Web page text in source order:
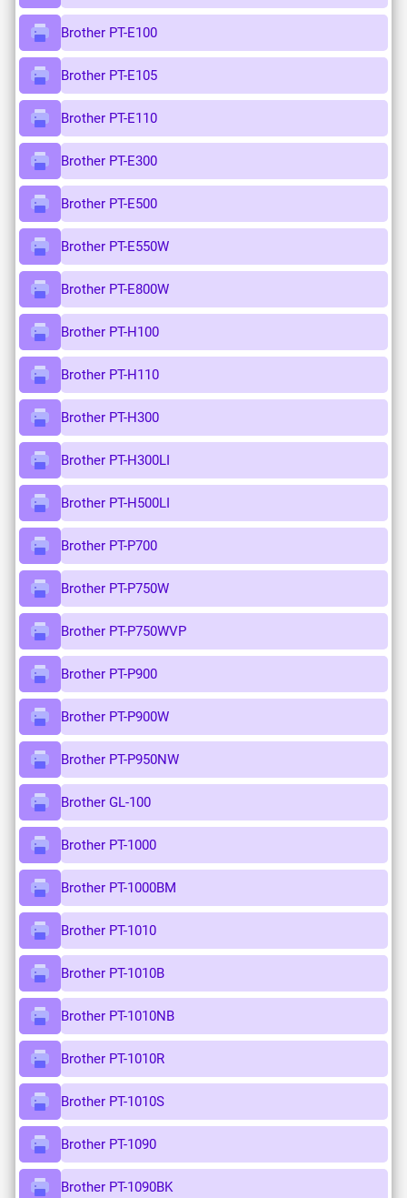
Brother PT-E100
Brother PT-E105
Brother PT-E110
Brother PT-E300
Brother PT-E500
Brother PT-E550W
Brother PT-E800W
Brother PT-H100
Brother PT-H110
Brother PT-H300
Brother PT-H300LI
Brother PT-H500LI
Brother PT-P700
Brother PT-P750W
Brother PT-P750WVP
Brother PT-P900
Brother PT-P900W
Brother PT-P950NW
Brother GL-100
Brother PT-1000
Brother PT-1000BM
Brother PT-1010
Brother PT-1010B
Brother PT-1010NB
Brother PT-1010R
Brother PT-1010S
Brother PT-1090
Brother PT-1090BK